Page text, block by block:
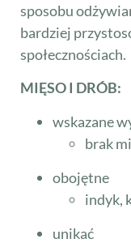
sposobu
bardziej
społecznościach.
MIĘSO I DRÓB:
wskazane
brak
obojętne
indyk,
unikać